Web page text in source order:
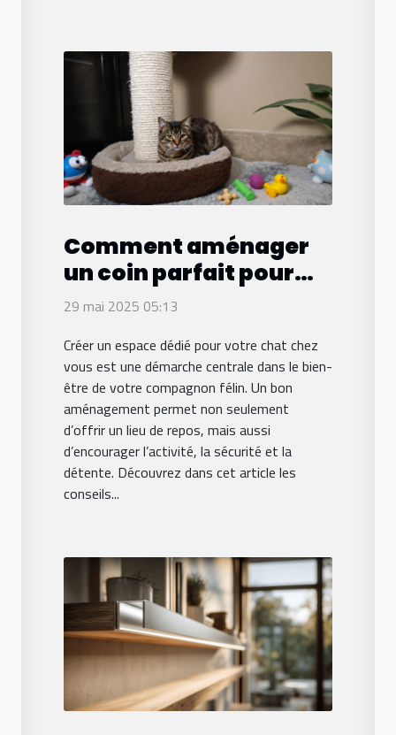
Comment aménager
un coin parfait pour
votre chat à la maison
29 mai 2025 05:13
Créer un espace dédié pour votre chat chez
vous est une démarche centrale dans le bien-
être de votre compagnon félin. Un bon
aménagement permet non seulement
d’offrir un lieu de repos, mais aussi
d’encourager l’activité, la sécurité et la
détente. Découvrez dans cet article les
conseils...